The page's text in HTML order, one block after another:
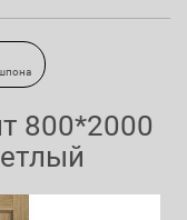
800*2000